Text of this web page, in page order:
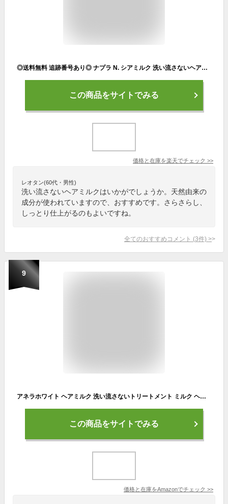
◎送料無料 追跡番号あり◎ ナプラ N. シアミルク 洗い流さないヘアトリートメント 1個 150g ヘアミルク ヘアケア 天然由来 napla エヌドット アウトレット商品 国内正規品 箱付き 送料無料
この商品をサイトでみる
価格と在庫を楽天でチェック >>
レオタン(60代・男性)
洗い流さないヘアミルクはいかがでしょうか。天然由来の
成分が使われていますので、おすすめです。さらさらし、
しっとり仕上がるのもよいですね。
全てのおすすめコメント (3件) >
9
アネラホワイト ヘアミルク 洗い流さないトリートメント ミルク ヘアケア【深層ダメージ補修xまとまるうるサラ髪へ】
この商品をサイトでみる
価格と在庫をAmazonでチェック >>